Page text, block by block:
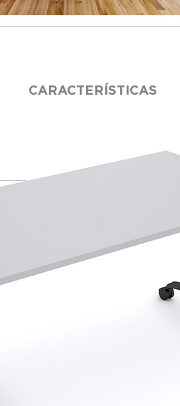
CARACTERÍSTICAS